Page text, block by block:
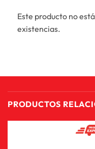
Este producto no
existencias.
PRODUCTOS